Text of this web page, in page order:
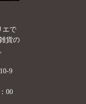
エで
貨の
9
00